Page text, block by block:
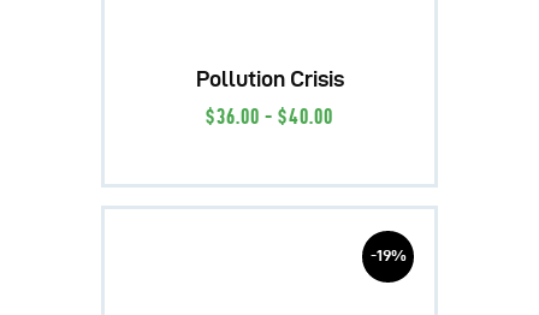
Pollution Crisis
$36.00 - $40.00
-19%